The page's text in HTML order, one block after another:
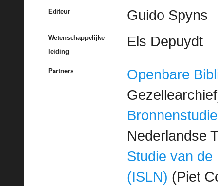
Editeur Guido Spyns
Wetenschappelijke
leiding
Els Depuydt
Partners
Openbare
Bronnenstudie
Nederlandse
Studie van de
(ISLN) (Piet